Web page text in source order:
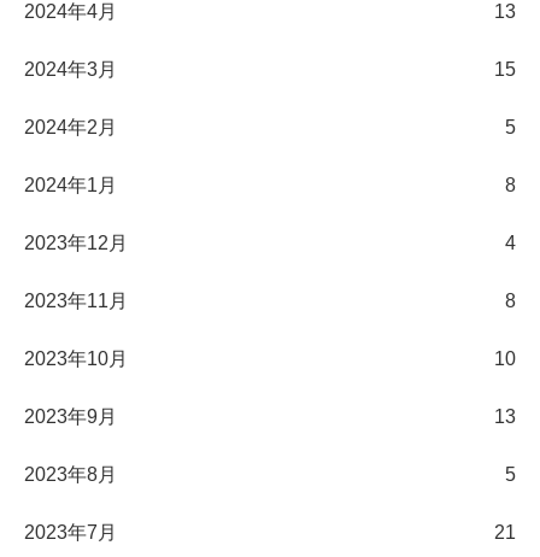
2024年4月 13
2024年3月 15
2024年2月 5
2024年1月 8
2023年12月 4
2023年11月 8
2023年10月 10
2023年9月 13
2023年8月 5
2023年7月 21